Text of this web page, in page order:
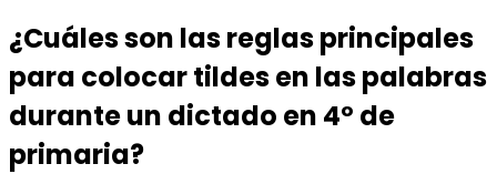
¿Cuáles son las reglas principales
para colocar tildes en las palabras
durante un dictado en 4º de
primaria?